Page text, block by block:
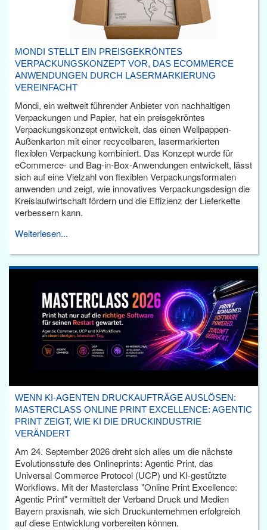
MONDI STELLT EIN PREISGEKRÖNTES
VERPACKUNGSKONZEPT VOR, DAS ECOMMERCE
ANWENDUNGEN DURCH LASERMARKIERUNG
VEREINFACHT
Mondi, ein weltweit führender Anbieter von nachhaltigen
Verpackungen und Papier, hat ein preisgekröntes
Verpackungskonzept entwickelt, das einen Wellpappen-
Außenkarton mit einer recycelbaren, lasermarkierten
flexiblen Verpackung kombiniert. Das Konzept wurde für
eCommerce- und Bag-in-Box-Anwendungen entwickelt, lässt
sich auf eine Vielzahl von flexiblen Verpackungsformaten
anwenden und zeigt, wie innovatives Verpackungsdesign die
Kreislaufwirtschaft fördern und die Effizienz der Lieferkette
verbessern kann.
Weiterlesen...
WENN KI-AGENTEN DRUCKAUFTRÄGE AUSLÖSEN:
MASTERCLASS ONLINE PRINT EXCELLENCE: AGENTIC
PRINT ZEIGT, WIE KI DIE DRUCKINDUSTRIE
VERÄNDERT
Am 24. September 2026 dreht sich alles um die nächste
Evolutionsstufe des Onlineprints: Agentic Print, das
Universal Commerce Protocol (UCP) und KI-gestützte
Workflows. Mit der Masterclass "Online Print Excellence:
Agentic Print" vermittelt der Verband Druck und Medien
Bayern praxisnah, wie sich Druckunternehmen erfolgreich
auf diese Entwicklung vorbereiten können.